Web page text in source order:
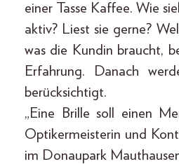
einer Tasse Kaffee. Wie
aktiv? Liest sie gerne?
was die Kundin braucht,
Erfahrung. Danach
berücksichtigt.
„Eine Brille soll einen
Optikermeisterin und
im Donaupark